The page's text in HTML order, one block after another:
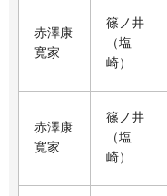
赤澤康
寬家
篠ノ井
（塩
崎）
赤澤康
寬家
篠ノ井
（塩
崎）